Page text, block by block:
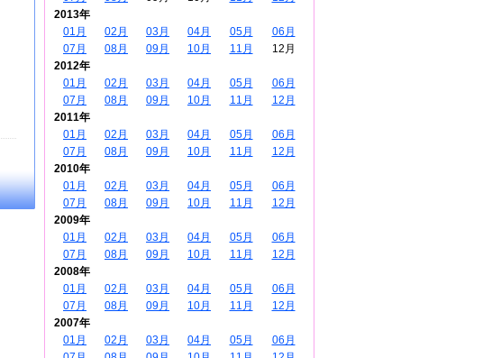
2013年
01月
02月 03月 04月 05月
06月
07月
08月 09月 10月 11月
12月
2012年
01月
02月 03月 04月 05月
06月
07月
08月 09月 10月 11月
12月
2011年
01月
02月 03月 04月 05月
06月
07月
08月 09月 10月 11月
12月
2010年
01月
02月 03月 04月 05月
06月
07月
08月 09月 10月 11月
12月
2009年
01月
02月 03月 04月 05月
06月
07月
08月 09月 10月 11月
12月
2008年
01月
02月 03月 04月 05月
06月
07月
08月 09月 10月 11月
12月
2007年
01月
02月 03月 04月 05月
06月